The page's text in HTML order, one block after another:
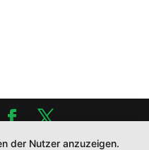
der Nutzer anzuzeigen.